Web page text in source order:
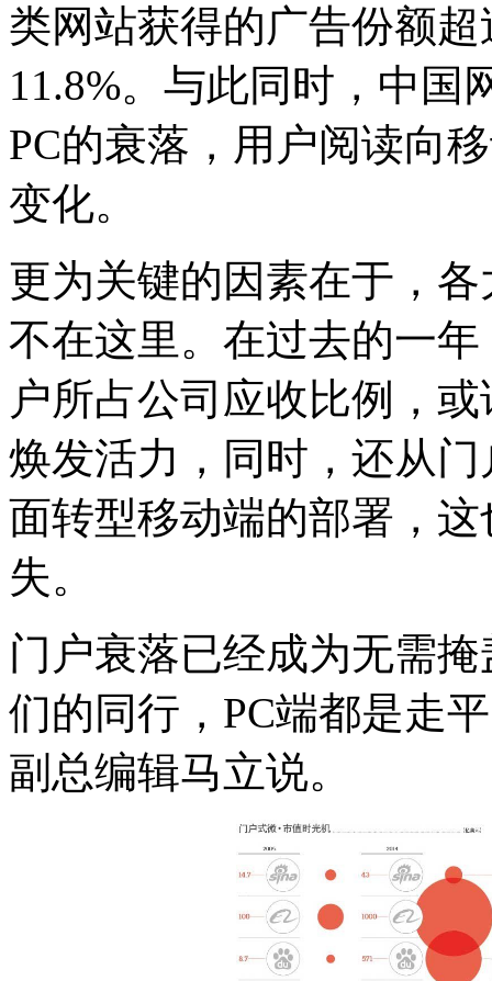
类网站获得的广告份额
11.8%。与此同时，中国
PC的衰落，用户阅读向
变化。
更为关键的因素在于，
不在这里。在过去的一
户所占公司应收比例，
焕发活力，同时，还从
面转型移动端的部署，
失。
门户衰落已经成为无需
们的同行，PC端都是走
副总编辑马立说。